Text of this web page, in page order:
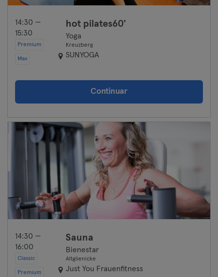
14:30 —
15:30
Premium
Max
hot pilates60'
Yoga
Kreuzberg
SUNYOGA
Continuar
14:30 —
16:00
Classic
Premium
Sauna
Bienestar
Altglienicke
Just You Frauenfitness